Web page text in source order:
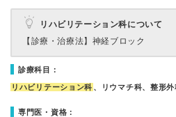
リハビリテーション科について
【診療・治療法】 神経ブロック
診療科目：
リハビリテーション科 、リウマチ科、整形外
専門医・資格：